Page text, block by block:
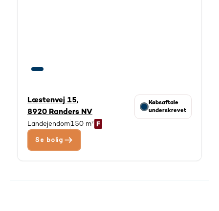
Læstenvej 15,
8920 Randers NV
Købsaftale
underskrevet
Landejendom150 m²
Se bolig